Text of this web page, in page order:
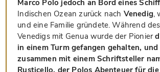
Marco Polo jedoch an Bord eines
Indischen Ozean zurück nach Venedig,
und eine Familie gründete. Während
Venedigs mit Genua wurde der Pionier
in einem Turm gefangen gehalten,
zusammen mit einem Schriftsteller